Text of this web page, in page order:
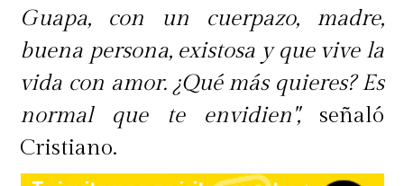
Guapa, con un cuerpazo, madre,
buena persona, existosa y que vive la
vida con amor. ¿Qué más quieres? Es
normal que te envidien",señaló
Cristiano.